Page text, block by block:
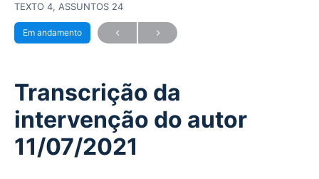
TEXTO 4, ASSUNTOS 24
Em andamento
Transcrição da
intervenção do autor
11/07/2021